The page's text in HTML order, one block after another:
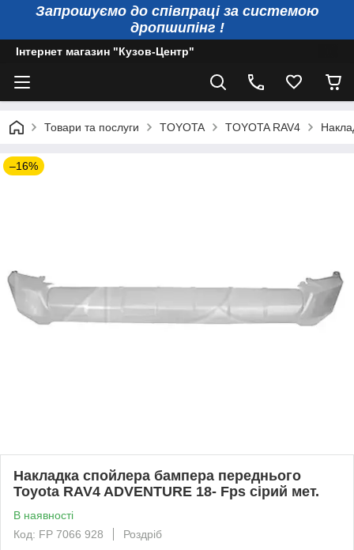
Запрошуємо до співпраці за системою
дропшипінг !
Інтернет магазин "Кузов-Центр"
Товари та послуги TOYOTA TOYOTA RAV4
–16%
Накладка спойлера бампера переднього
Toyota RAV4 ADVENTURE 18- Fps сірий мет.
В наявності
Код: FP 7066 928
Роздріб